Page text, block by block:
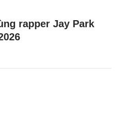
rapper Jay Park